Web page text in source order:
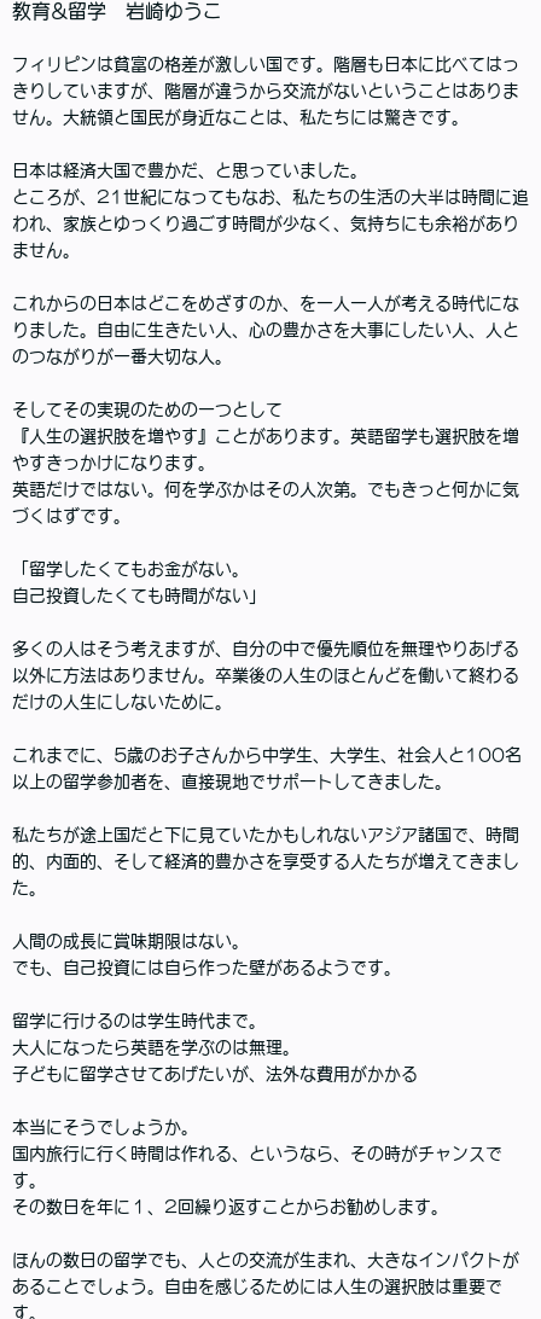
教育&留学 岩崎ゆうこ
フィリピンは貧富の格差が激しい国です。階層も日本に比べてはっ
きりしていますが、階層が違うから交流がないということはありま
せん。大統領と国民が身近なことは、私たちには驚きです。
日本は経済大国で豊かだ、と思っていました。
ところが、21世紀になってもなお、私たちの生活の大半は時間に追
われ、家族とゆっくり過ごす時間が少なく、気持ちにも余裕があり
ません。
これからの日本はどこをめざすのか、を一人一人が考える時代にな
りました。自由に生きたい人、心の豊かさを大事にしたい人、人と
のつながりが一番大切な人。
そしてその実現のための一つとして
『人生の選択肢を増やす』ことがあります。英語留学も選択肢を増
やすきっかけになります。
英語だけではない。何を学ぶかはその人次第。でもきっと何かに気
づくはずです。
「留学したくてもお金がない。
自己投資したくても時間がない」
多くの人はそう考えますが、自分の中で優先順位を無理やりあげる
以外に方法はありません。卒業後の人生のほとんどを働いて終わる
だけの人生にしないために。
これまでに、5歳のお子さんから中学生、大学生、社会人と100名
以上の留学参加者を、直接現地でサポートしてきました。
私たちが途上国だと下に見ていたかもしれないアジア諸国で、時間
的、内面的、そして経済的豊かさを享受する人たちが増えてきまし
た。
人間の成長に賞味期限はない。
でも、自己投資には自ら作った壁があるようです。
留学に行けるのは学生時代まで。
大人になったら英語を学ぶのは無理。
子どもに留学させてあげたいが、法外な費用がかかる
本当にそうでしょうか。
国内旅行に行く時間は作れる、というなら、その時がチャンスで
す。
その数日を年に１、2回繰り返すことからお勧めします。
ほんの数日の留学でも、人との交流が生まれ、大きなインパクトが
あることでしょう。自由を感じるためには人生の選択肢は重要で
す。